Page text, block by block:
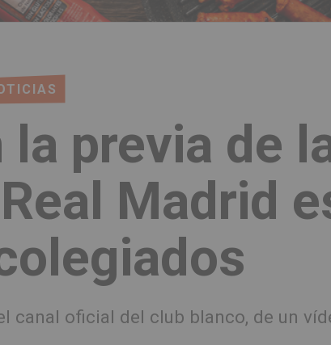
previa de
Madrid
canal oficial del club blanco, de un